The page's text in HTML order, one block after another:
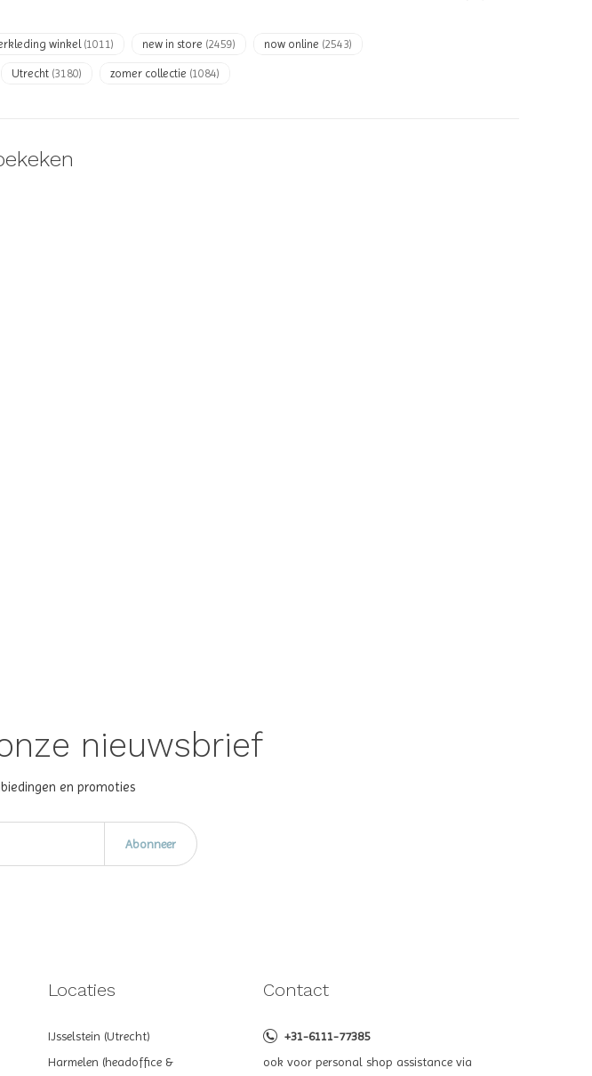
winkel (1011) new in store (2459) now online (2543)
Utrecht (3180) zomer collectie (1084)
nieuwsbrief
en promoties
Abonneer
Locaties
IJsselstein (Utrecht)
Harmelen (headoffice &
Contact
+31-6111-77385
ook voor personal shop assistance via